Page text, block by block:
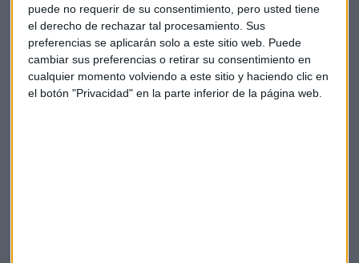
puede no requerir de su consentimiento, pero usted tiene
el derecho de rechazar tal procesamiento. Sus
preferencias se aplicarán solo a este sitio web. Puede
cambiar sus preferencias o retirar su consentimiento en
cualquier momento volviendo a este sitio y haciendo clic en
el botón "Privacidad" en la parte inferior de la página web.